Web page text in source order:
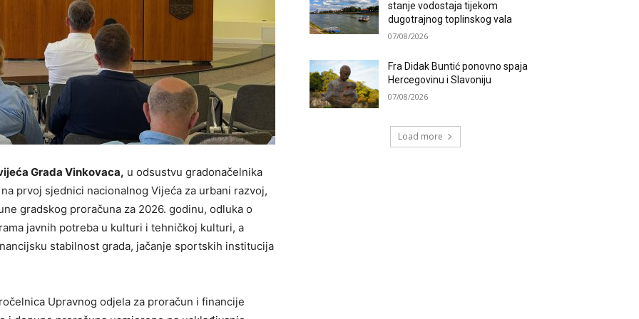
Grada Vinkovaca, u odsustvu gradonačelnika
prvoj sjednici nacionalnog Vijeća za urbani razvoj,
gradskog proračuna za 2026. godinu, odluka o
javnih potreba u kulturi i tehničkoj kulturi, a
stabilnost grada, jačanje sportskih institucija
Upravnog odjela za proračun i financije
stanje vodostaja tijekom
dugotrajnog toplinskog vala
07/08/2026
Fra Didak Buntić ponovno spaja
Hercegovinu i Slavoniju
07/08/2026
Load more